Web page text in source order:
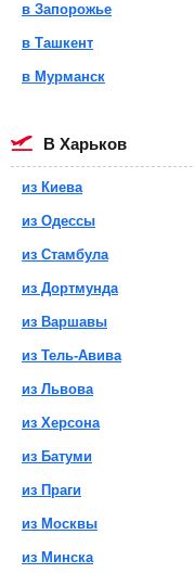
в Запорожье
в Ташкент
в Мурманск
в Харьков
из Киева
из Одессы
из Стамбула
из Дортмунда
из Варшавы
из Тель-Авива
из Львова
из Херсона
из Батуми
из Праги
из Москвы
из Минска